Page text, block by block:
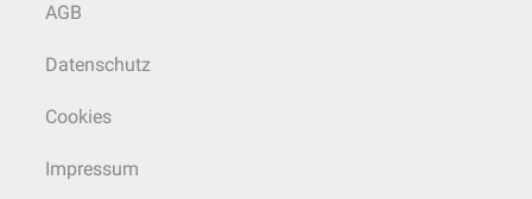
AGB
Datenschutz
Cookies
Impressum